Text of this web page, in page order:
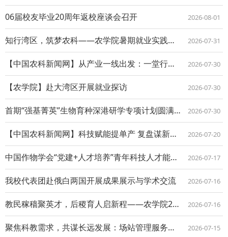
06届校友毕业20周年返校座谈会召开 2026-08-01
知行湾区，筑梦农科——农学院暑期就业实践探访纪实 2026-07-31
【中国农科新闻网】从产业一线出发：一堂行走的现代农业“就业课” 2026-07-30
【农学院】赴大湾区开展就业探访 2026-07-30
首期“强基菁英”生物育种深港研学专项计划圆满收官 2026-07-30
【中国农科新闻网】科技赋能提单产 复盘谋新启新程 2026-07-20
中国作物学会“党建+人才培养”青年科技人才能力提升研修班在西北农林科技大学开班 2026-07-17
我校代表团赴俄白两国开展成果展示与学术交流 2026-07-16
教民稼穑聚英才，后稷育人启新程——农学院2026年全国优秀大学生暑期夏令营圆满落... 2026-07-16
聚焦科教需求，共谋长远发展：场站管理服务处赴农学院开展座谈交流 2026-07-15